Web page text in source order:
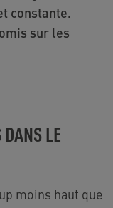
constante.
sur les
LE
moins haut que